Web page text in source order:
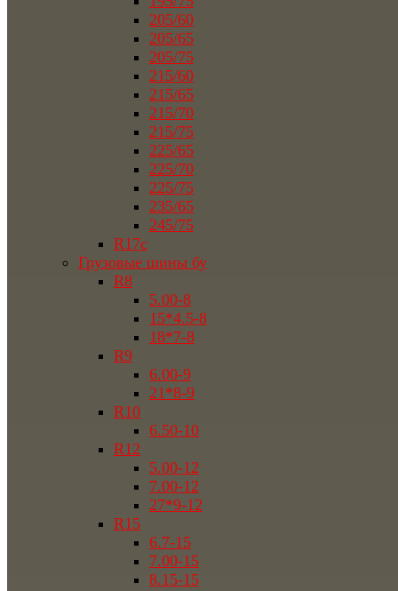
205/60
205/65
205/75
215/60
215/65
215/70
215/75
225/65
225/70
225/75
235/65
245/75
R17c
Грузовые шины бу
R8
5.00-8
15*4.5-8
18*7-8
R9
6.00-9
21*8-9
R10
6.50-10
R12
5.00-12
7.00-12
27*9-12
R15
6.7-15
7.00-15
8.15-15